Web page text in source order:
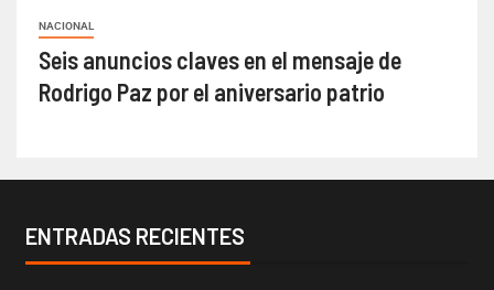
NACIONAL
Seis anuncios claves en el mensaje de
Rodrigo Paz por el aniversario patrio
ENTRADAS RECIENTES